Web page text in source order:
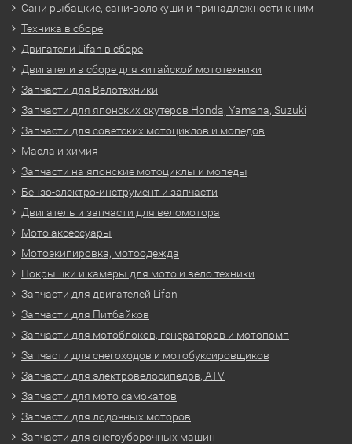
Сани рыбацкие, сани-волокуши и принадлежности к ним
Техника в сборе
Двигатели Lifan в сборе
Двигатели в сборе для китайской мототехники
Запчасти для Велотехники
Запчасти для японских скутеров Honda, Yamaha, Suzuki
Запчасти для советских мотоциклов и мопедов
Масла и химия
Запчасти на японские мотоциклы и мопеды
Бензо-электро-инструмент и запчасти
Двигатель и запчасти для веломотора
Мото аксессуары
Мотоэкипировка, мотоодежда
Покрышки и камеры для мото и вело техники
Запчасти для двигателей Lifan
Запчасти для Питбайков
Запчасти для мотоблоков, генераторов и мотопомп
Запчасти для снегоходов и мотобуксировщиков
Запчасти для электровелосипедов, ATV
Запчасти для мото самокатов
Запчасти для лодочных моторов
Запчасти для снегоуборочных машин